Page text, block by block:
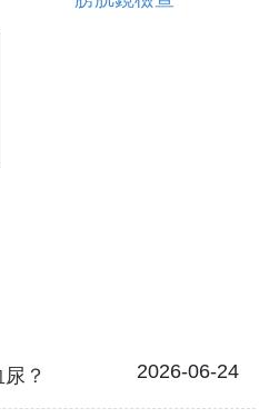
？ 2026-06-24